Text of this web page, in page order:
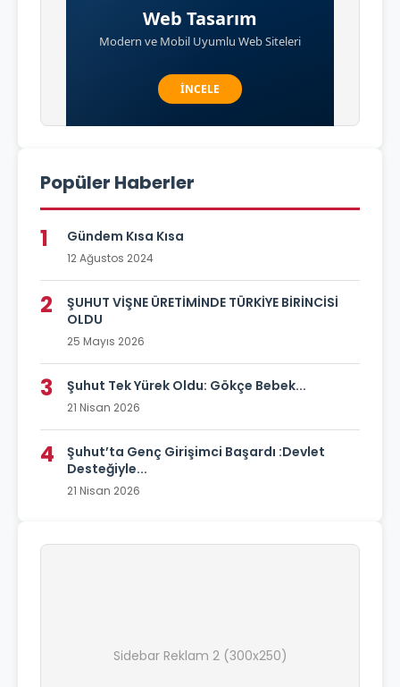
Popüler Haberler
1 Gündem Kısa Kısa
12 Ağustos 2024
2
ŞUHUT VİŞNE ÜRETİMİNDE TÜRKİYE BİRİNCİSİ
OLDU
25 Mayıs 2026
3 Şuhut Tek Yürek Oldu: Gökçe Bebek...
21 Nisan 2026
4
Şuhut’ta Genç Girişimci Başardı :Devlet
Desteğiyle...
21 Nisan 2026
Sidebar Reklam 2 (300x250)